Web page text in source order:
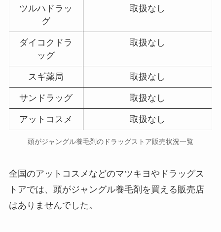
ツルハドラッ
グ
取扱なし
ダイコクドラ
ッグ
取扱なし
スギ薬局 取扱なし
サンドラッグ 取扱なし
アットコスメ 取扱なし
頭がジャングル養毛剤のドラッグストア販売状況一覧
全国のアットコスメなどのマツキヨやドラッグス
トアでは、頭がジャングル養毛剤を買える販売店
はありませんでした。